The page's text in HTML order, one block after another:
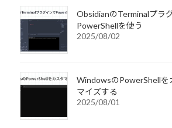
ObsidianのTerminalプラ
PowerShellを使う
2025/08/02
WindowsのPowerShellを
マイズする
2025/08/01